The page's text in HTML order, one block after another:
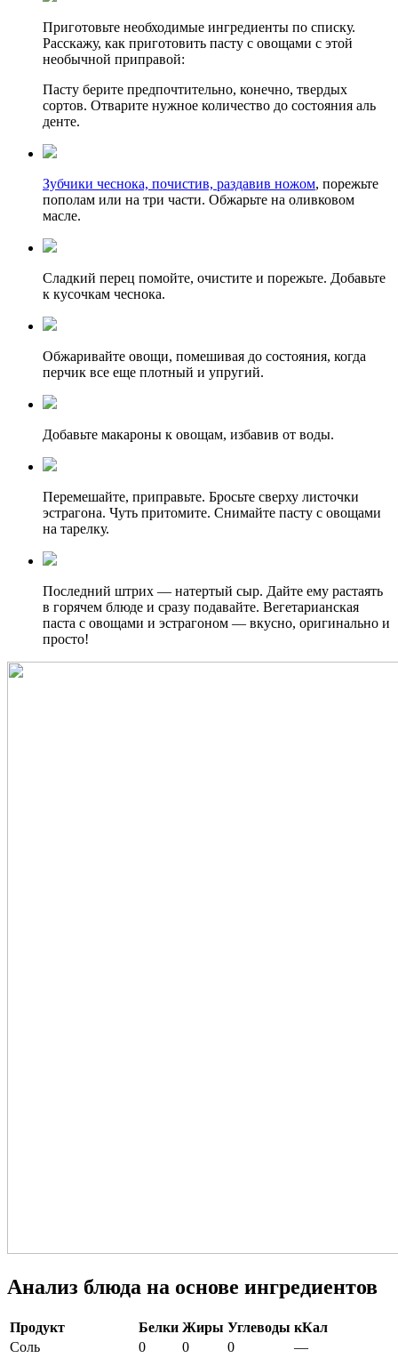
Приготовьте необходимые ингредиенты по списку.
Расскажу, как приготовить пасту с овощами с этой
необычной приправой:
Пасту берите предпочтительно, конечно, твердых
сортов. Отварите нужное количество до состояния аль
денте.
Зубчики чеснока, почистив, раздавив ножом, порежьте
пополам или на три части. Обжарьте на оливковом
масле.
Сладкий перец помойте, очистите и порежьте. Добавьте
к кусочкам чеснока.
Обжаривайте овощи, помешивая до состояния, когда
перчик все еще плотный и упругий.
Добавьте макароны к овощам, избавив от воды.
Перемешайте, приправьте. Бросьте сверху листочки
эстрагона. Чуть притомите. Снимайте пасту с овощами
на тарелку.
Последний штрих — натертый сыр. Дайте ему растаять
в горячем блюде и сразу подавайте. Вегетарианская
паста с овощами и эстрагоном — вкусно, оригинально и
просто!
Анализ блюда на основе ингредиентов
Продукт Белки Жиры Углеводы кКал
Соль
0 0 0
—